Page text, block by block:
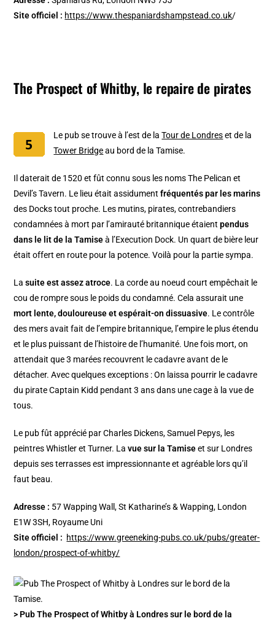
Site officiel : https://www.thespaniardshampstead.co.uk/
The Prospect of Whitby, le repaire de pirates
Le pub se trouve à l’est de laTour de Londreset de la
Tower Bridgeau bord de la Tamise.
Il daterait de 1520 et fût connu sous les noms The Pelican et
Devil’s Tavern. Le lieu était assidumentfréquentés par les marins
des Docks tout proche. Les mutins, pirates, contrebandiers
condamnées à mort par l’amirauté britannique étaientpendus
dans le lit de la Tamiseà l’Execution Dock. Un quart de bière leur
était offert en route pour la potence. Voilà pour la partie sympa.
Lasuite est assez atroce. La corde au noeud court empêchait le
cou de rompre sous le poids du condamné. Cela assurait une
mort lente, douloureuse et espérait-on dissuasive. Le contrôle
des mers avait fait de l’empire britannique, l’empire le plus étendu
et le plus puissant de l’histoire de l’humanité. Une fois mort, on
attendait que 3 marées recouvrent le cadavre avant de le
détacher. Avec quelques exceptions : On laissa pourrir le cadavre
du pirate Captain Kidd pendant 3 ans dans une cage à la vue de
tous.
Le pub fût apprécié par Charles Dickens, Samuel Pepys, les
peintres Whistler et Turner. Lavue sur la Tamiseet sur Londres
depuis ses terrasses est impressionnante et agréable lors qu’il
faut beau.
Adresse : 57 Wapping Wall, St Katharine’s & Wapping, London
E1W 3SH, Royaume Uni
Site officiel : https://www.greeneking-pubs.co.uk/pubs/greater-
london/prospect-of-whitby/
> Pub The Prospect of Whitby à Londres sur le bord de la